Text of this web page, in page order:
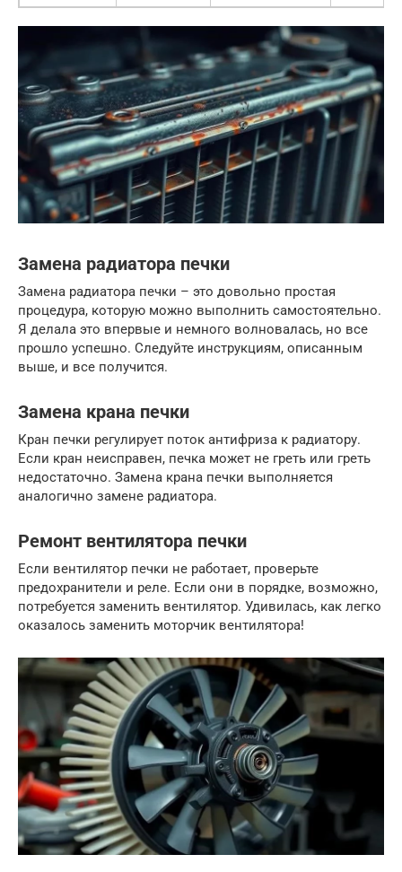
Замена радиатора печки
Замена радиатора печки – это довольно простая
процедура, которую можно выполнить самостоятельно.
Я делала это впервые и немного волновалась, но все
прошло успешно. Следуйте инструкциям, описанным
выше, и все получится.
Замена крана печки
Кран печки регулирует поток антифриза к радиатору.
Если кран неисправен, печка может не греть или греть
недостаточно. Замена крана печки выполняется
аналогично замене радиатора.
Ремонт вентилятора печки
Если вентилятор печки не работает, проверьте
предохранители и реле. Если они в порядке, возможно,
потребуется заменить вентилятор. Удивилась, как легко
оказалось заменить моторчик вентилятора!